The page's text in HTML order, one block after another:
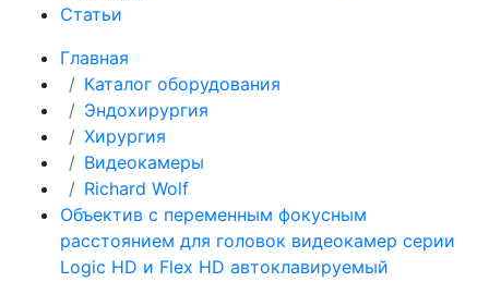
Статьи
Главная
Каталог оборудования
Эндохирургия
Хирургия
Видеокамеры
Richard Wolf
Объектив с переменным фокусным
расстоянием для головок видеокамер серии
Logic HD и Flex HD автоклавируемый